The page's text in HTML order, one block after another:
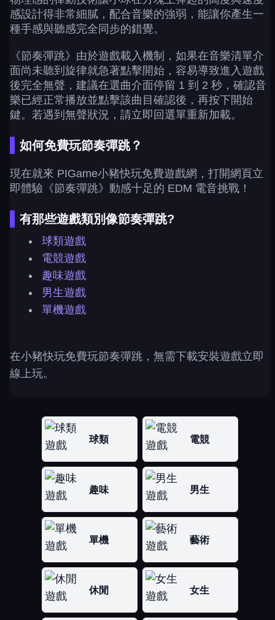
感設計得非常細膩，配合音樂的強弱，能讓你產生一
種手感與聽感完全同步的錯覺。
《節奏彈跳》由於遊戲載入機制，如果在音樂清單介
面尚未聽到旋律就急著點擊開始，容易導致進入遊戲
後完全無聲，建議在選曲介面停留 1 到 2 秒，確認音
樂已經正常播放並點擊該曲目確認後，再按下開始
鍵。若遇到無聲狀況，請立即回選單重新加載。
如何免費玩節奏彈跳？
現在就來 PIGame小豬快玩免費遊戲網，打開網頁立
即體驗《節奏彈跳》動感十足的 EDM 電音挑戰！
有那些遊戲類別像節奏彈跳?
球類遊戲
電競遊戲
趣味遊戲
男生遊戲
單機遊戲
在小豬快玩免費玩節奏彈跳，無需下載安裝遊戲立即
線上玩。
球類 電競
趣味 男生
單機 藝術
休閒 女生